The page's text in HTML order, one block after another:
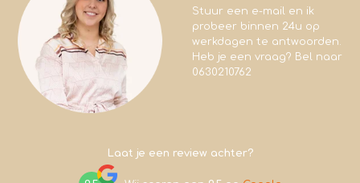
Stuur een e-mail en ik
probeer binnen 24u op
werkdagen te antwoorden.
Heb je een vraag? Bel naar
0630210762
Laat je een review achter?